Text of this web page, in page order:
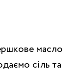
масло
сіль та